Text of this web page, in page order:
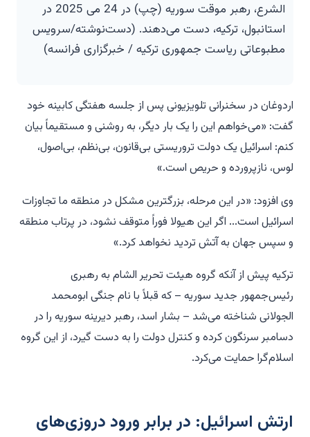
الشرع، رهبر موقت سوریه (چپ) در 24 می 2025 در
استانبول، ترکیه، دست می‌دهند. (دست‌نوشته/سرویس
مطبوعاتی ریاست جمهوری ترکیه / خبرگزاری فرانسه)
اردوغان در سخنرانی تلویزیونی پس از جلسه هفتگی کابینه خود
گفت: «می‌خواهم این را یک بار دیگر، به روشنی و مستقیماً بیان
کنم: اسرائیل یک دولت تروریستی بی‌قانون، بی‌نظم، بی‌اصول،
لوس، نازپرورده و حریص است.»
وی افزود: «در این مرحله، بزرگترین مشکل در منطقه ما تجاوزات
اسرائیل است... اگر این هیولا فوراً متوقف نشود، در پرتاب منطقه
و سپس جهان به آتش تردید نخواهد کرد.»
ترکیه پیش از آنکه گروه هیئت تحریر الشام به رهبری
رئیس‌جمهور جدید سوریه – که قبلاً با نام جنگی ابومحمد
الجولانی شناخته می‌شد – بشار اسد، رهبر دیرینه سوریه را در
دسامبر سرنگون کرده و کنترل دولت را به دست گیرد، از این گروه
اسلام‌گرا حمایت می‌کرد.
ارتش اسرائیل: در برابر ورود دروزی‌های